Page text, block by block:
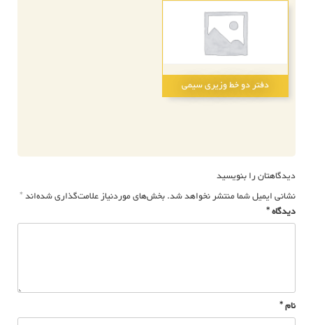
دفتر دو خط وزیری سیمی
راهبری
نوشته
دیدگاهتان را بنویسید
نشانی ایمیل شما منتشر نخواهد شد.بخش‌های موردنیاز علامت‌گذاری شده‌اند*
دیدگاه*
نام*